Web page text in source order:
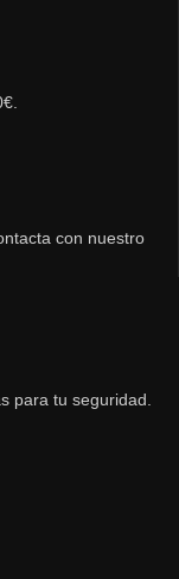
con nuestro
para tu seguridad.